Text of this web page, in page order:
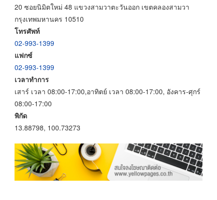
20 ซอยนิมิตใหม่ 48 แขวงสามวาตะวันออก เขตคลองสามวา
กรุงเทพมหานคร 10510
โทรศัพท์
02-993-1399
แฟกซ์
02-993-1399
เวลาทำการ
เสาร์ เวลา 08:00-17:00,อาทิตย์ เวลา 08:00-17:00, อังคาร-ศุกร์
08:00-17:00
พิกัด
13.88798, 100.73273